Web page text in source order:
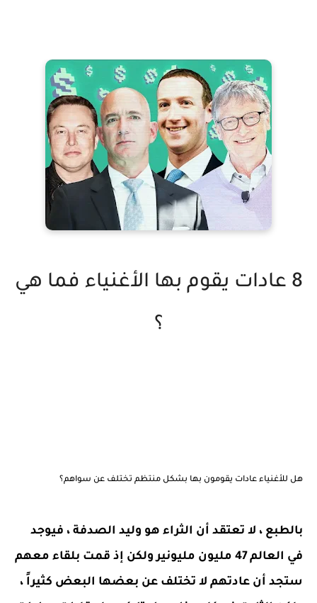
8 عادات يقوم بها الأغنياء فما هي
؟
هل للأغنياء عادات يقومون بها بشكل منتظم تختلف عن سواهم؟
بالطبع ، لا تعتقد أن الثراء هو وليد الصدفة ، فيوجد
في العالم 47 مليون مليونير ولكن إذ قمت بلقاء معهم
ستجد أن عادتهم لا تختلف عن بعضها البعض كثيراً ،